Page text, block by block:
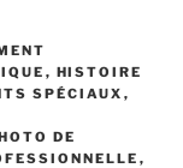
, HISTOIRE
SPÉCIAUX ,
DE
,